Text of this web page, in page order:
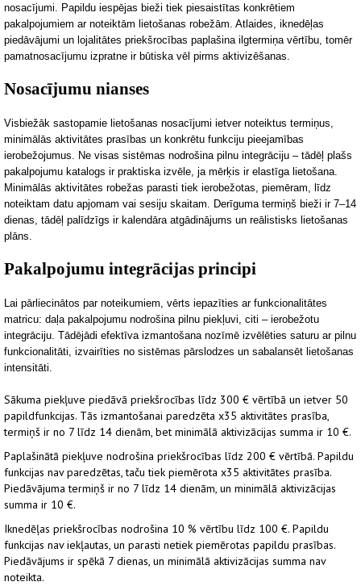
nosacījumi.
Papildu iespējas bieži tiek piesaistītas konkrētiem
pakalpojumiem ar noteiktām lietošanas robežām. Atlaides, iknedēļas
piedāvājumi un lojalitātes priekšrocības paplašina ilgtermiņa vērtību, tomēr
pamatnosacījumu izpratne ir būtiska vēl pirms aktivizēšanas.
Nosacījumu nianses
Visbiežāk sastopamie lietošanas nosacījumi ietver noteiktus termiņus,
minimālās aktivitātes prasības un konkrētu funkciju pieejamības
ierobežojumus. Ne visas sistēmas nodrošina pilnu integrāciju – tādēļ plašs
pakalpojumu katalogs ir praktiska izvēle, ja mērķis ir elastīga lietošana.
Minimālās aktivitātes robežas parasti tiek ierobežotas, piemēram, līdz
noteiktam datu apjomam vai sesiju skaitam. Derīguma termiņš bieži ir 7–14
dienas, tādēļ palīdzīgs ir kalendāra atgādinājums un reālistisks lietošanas
plāns.
Pakalpojumu integrācijas principi
Lai pārliecinātos par noteikumiem, vērts iepazīties ar funkcionalitātes
matricu: daļa pakalpojumu nodrošina pilnu piekļuvi, citi – ierobežotu
integrāciju. Tādējādi efektīva izmantošana nozīmē izvēlēties saturu ar pilnu
funkcionalitāti, izvairīties no sistēmas pārslodzes un sabalansēt lietošanas
intensitāti.
Sākuma piekļuve piedāvā priekšrocības līdz 300 € vērtībā un ietver 50
papildfunkcijas. Tās izmantošanai paredzēta x35 aktivitātes prasība,
termiņš ir no 7 līdz 14 dienām, bet minimālā aktivizācijas summa ir 10 €.
Paplašinātā piekļuve nodrošina priekšrocības līdz 200 € vērtībā. Papildu
funkcijas nav paredzētas, taču tiek piemērota x35 aktivitātes prasība.
Piedāvājuma termiņš ir no 7 līdz 14 dienām, un minimālā aktivizācijas
summa ir 10 €.
Iknedēļas priekšrocības nodrošina 10 % vērtību līdz 100 €. Papildu
funkcijas nav iekļautas, un parasti netiek piemērotas papildu prasības.
Piedāvājums ir spēkā 7 dienas, un minimālā aktivizācijas summa nav
noteikta.